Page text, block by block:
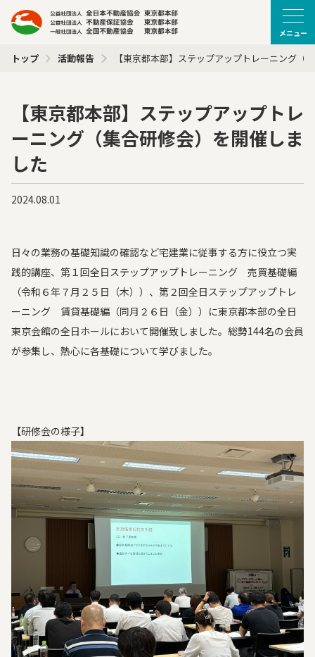
メニュー
トップ 活動報告 【東京都本部】ステップアップトレーニング（
【東京都本部】ステップアップトレ
ーニング（集合研修会）を開催しま
した
2024.08.01
日々の業務の基礎知識の確認など宅建業に従事する方に役立つ実
践的講座、第１回全日ステップアップトレーニング 売買基礎編
（令和６年７月２５日（木））、第２回全日ステップアップトレ
ーニング 賃貸基礎編（同月２６日（金））に東京都本部の全日
東京会館の全日ホールにおいて開催致しました。総勢144名の会員
が参集し、熱心に各基礎について学びました。
【研修会の様子】